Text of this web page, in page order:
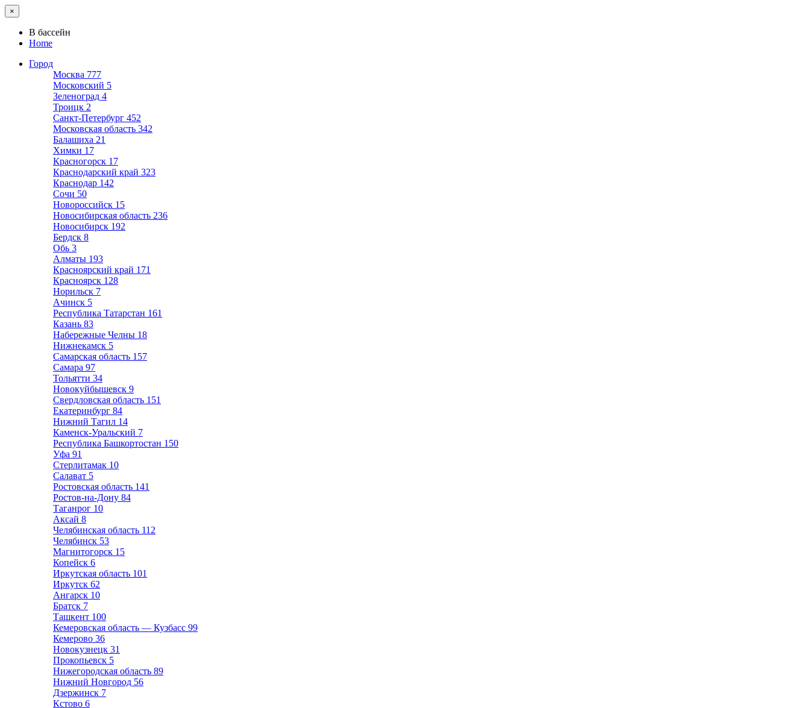
×
В бассейн
Home
Город
Москва 777
Московский 5
Зеленоград 4
Троицк 2
Санкт-Петербург 452
Московская область 342
Балашиха 21
Химки 17
Красногорск 17
Краснодарский край 323
Краснодар 142
Сочи 50
Новороссийск 15
Новосибирская область 236
Новосибирск 192
Бердск 8
Обь 3
Алматы 193
Красноярский край 171
Красноярск 128
Норильск 7
Ачинск 5
Республика Татарстан 161
Казань 83
Набережные Челны 18
Нижнекамск 5
Самарская область 157
Самара 97
Тольятти 34
Новокуйбышевск 9
Свердловская область 151
Екатеринбург 84
Нижний Тагил 14
Каменск-Уральский 7
Республика Башкортостан 150
Уфа 91
Стерлитамак 10
Салават 5
Ростовская область 141
Ростов-на-Дону 84
Таганрог 10
Аксай 8
Челябинская область 112
Челябинск 53
Магнитогорск 15
Копейск 6
Иркутская область 101
Иркутск 62
Ангарск 10
Братск 7
Ташкент 100
Кемеровская область — Кузбасс 99
Кемерово 36
Новокузнецк 31
Прокопьевск 5
Нижегородская область 89
Нижний Новгород 56
Дзержинск 7
Кстово 6